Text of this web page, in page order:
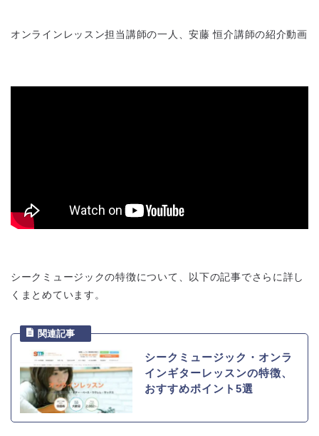
オンラインレッスン担当講師の一人、安藤 恒介講師の紹介動画
シークミュージックの特徴について、以下の記事でさらに詳し
くまとめています。
シークミュージック・オンラ
インギターレッスンの特徴、
おすすめポイント5選